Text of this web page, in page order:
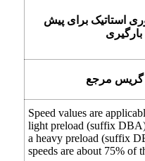
استاتیک برای پیش
گریس مرجع
Speed values are
light preload (suffix
a heavy preload (suffix
speeds are about 75% of